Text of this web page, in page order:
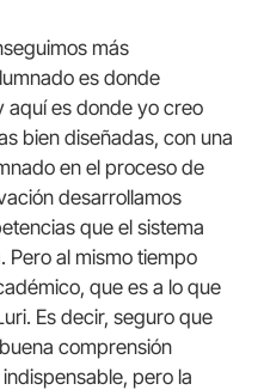
más
es donde
aquí es donde yo creo
bien diseñadas, con una
en el proceso de
desarrollamos
que el sistema
Pero al mismo tiempo
que es a lo que
Es decir, seguro que
comprensión
pero la